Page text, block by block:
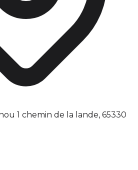
1 chemin de la lande, 65330